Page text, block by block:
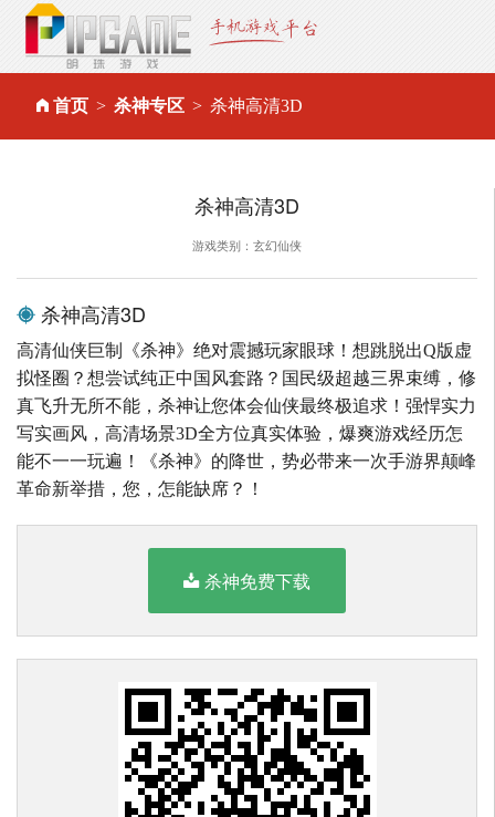
首页 杀神专区 杀神高清3D
杀神高清3D
游戏类别：玄幻仙侠
杀神高清3D
高清仙侠巨制《杀神》绝对震撼玩家眼球！想跳脱出Q版虚
拟怪圈？想尝试纯正中国风套路？国民级超越三界束缚，修
真飞升无所不能，杀神让您体会仙侠最终极追求！强悍实力
写实画风，高清场景3D全方位真实体验，爆爽游戏经历怎
能不一一玩遍！《杀神》的降世，势必带来一次手游界颠峰
革命新举措，您，怎能缺席？！
杀神免费下载